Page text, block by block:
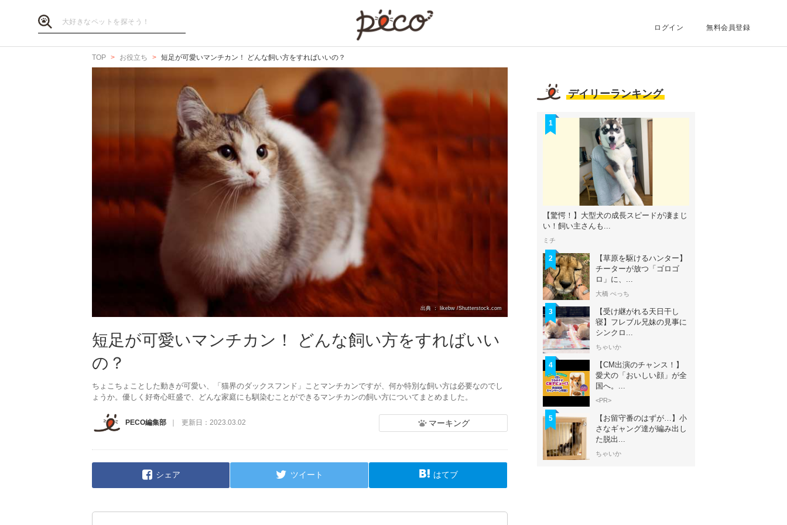
ログイン 無料会員登録
TOP お役立ち 短足が可愛いマンチカン！ どんな飼い方をすればいいの？
出典 ： likebw /Shutterstock.com
短足が可愛いマンチカン！ どんな飼い方をすればいい
の？
ちょこちょことした動きが可愛い、「猫界のダックスフンド」ことマンチカンですが、何か特別な飼い方は必要なのでし
ょうか。優しく好奇心旺盛で、どんな家庭にも馴染むことができるマンチカンの飼い方についてまとめました。
PECO編集部 更新日： 2023.03.02 マーキング
シェア ツイート はてブ
デイリーランキング
1
【驚愕！】大型犬の成長スピードが凄まじ
い！飼い主さんも...
ミチ
2
【草原を駆けるハンター】
チーターが放つ「ゴロゴ
ロ」に、...
大橋 ぺっち
3
【受け継がれる天日干し
寝】フレブル兄妹の見事に
シンクロ...
ちゃいか
4
【CM出演のチャンス！】
愛犬の「おいしい顔」が全
国へ。...
<PR>
5
【お留守番のはずが…】小
さなギャング達が編み出し
た脱出...
ちゃいか